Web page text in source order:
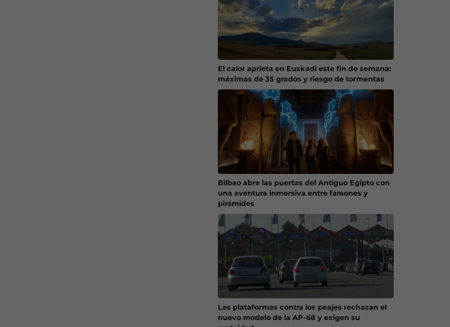
El calor aprieta en Euskadi este fin de semana:
máximas de 35 grados y riesgo de tormentas
Bilbao abre las puertas del Antiguo Egipto con
una aventura inmersiva entre faraones y
pirámides
Las plataformas contra los peajes rechazan el
nuevo modelo de la AP-68 y exigen su